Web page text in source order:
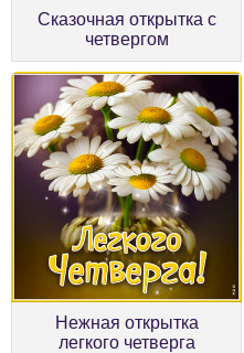
Сказочная открытка с
четвергом
Нежная открытка
легкого четверга